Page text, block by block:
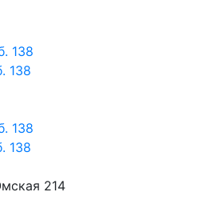
138
138
138
138
214